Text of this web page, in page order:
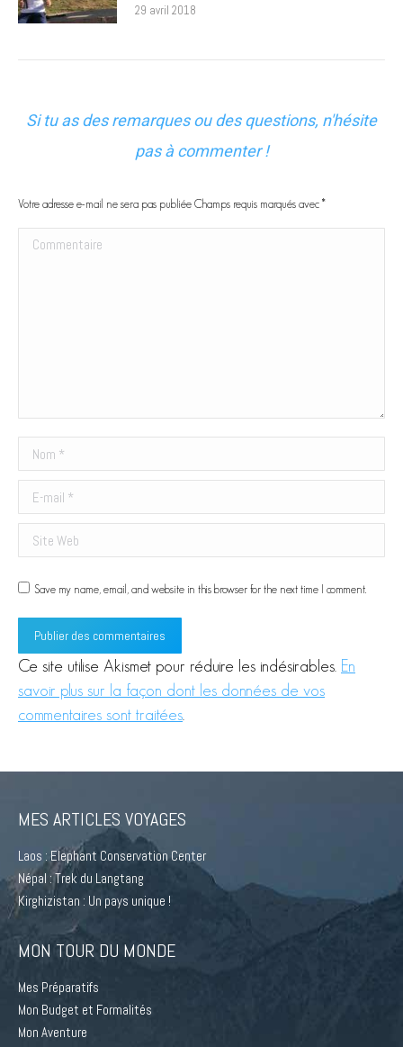
29 avril 2018
Si tu as des remarques ou des questions, n'hésite
pas à commenter !
Votre adresse e-mail ne sera pas publiée Champs requis marqués avec *
Commentaire
Nom *
E-mail *
Site Web
Save my name, email, and website in this browser for the next time I comment.
Publier des commentaires
Ce site utilise Akismet pour réduire les indésirables. En
savoir plus sur la façon dont les données de vos
commentaires sont traitées
MES ARTICLES VOYAGES
Laos : Elephant Conservation Center
Népal : Trek du Langtang
Kirghizistan : Un pays unique !
MON TOUR DU MONDE
Mes Préparatifs
Mon Budget et Formalités
Mon Aventure